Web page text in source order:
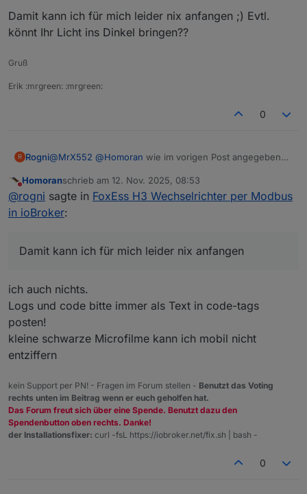
Damit kann ich für mich leider nix anfangen ;) Evtl.
könnt Ihr Licht ins Dinkel bringen??
Gruß
Erik :mrgreen: :mrgreen:
0
R Rogni@MrX552 @Homoran wie im vorigen Post angegeben
kann man ignorieren.
Auf Nachfrage bei FoxESS habe ich neue Register
erhalten, wahrscheinlich die Abfrage vom Chint.
Allerdings bekomme ich hier keine Werte:
Nicht stören
Homoranschrieb am 12. Nov. 2025, 08:53
zuletzt editiert von
@rogni sagte in FoxEss H3 Wechselrichter per Modbus
in ioBroker:
Damit kann ich für mich leider nix anfangen
ich auch nichts.
Logs und code bitte immer als Text in code-tags
posten!
kleine schwarze Microfilme kann ich mobil nicht
entziffern
kein Support per PN! - Fragen im Forum stellen - Benutzt das Voting
rechts unten im Beitrag wenn er euch geholfen hat.
Das Forum freut sich über eine Spende. Benutzt dazu den
Spendenbutton oben rechts. Danke!
der Installationsfixer: curl -fsL https://iobroker.net/fix.sh | bash -
0